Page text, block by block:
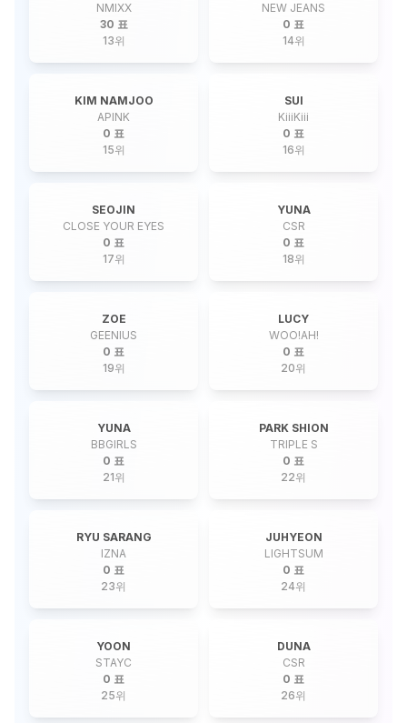
NMIXX
30 표
13위
NEW JEANS
0 표
14위
KIM NAMJOO
APINK
0 표
15위
SUI
KiiiKiii
0 표
16위
SEOJIN
CLOSE YOUR EYES
0 표
17위
YUNA
CSR
0 표
18위
ZOE
GEENIUS
0 표
19위
LUCY
WOO!AH!
0 표
20위
YUNA
BBGIRLS
0 표
21위
PARK SHION
TRIPLE S
0 표
22위
RYU SARANG
IZNA
0 표
23위
JUHYEON
LIGHTSUM
0 표
24위
YOON
STAYC
0 표
25위
DUNA
CSR
0 표
26위